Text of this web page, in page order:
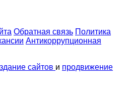
Обратная связь Политика
Антикоррупционная
сайтов и продвижение